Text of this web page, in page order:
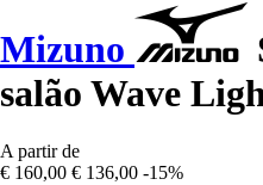
Mizuno
salão Wave
A partir de
€ 160,00 € 136,00 -15%